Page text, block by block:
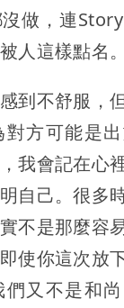
做，連
人這樣點名。
到不舒服，
方可能是
我會記在心
自己。很多
不是那麼容
使你這次放
又不是和